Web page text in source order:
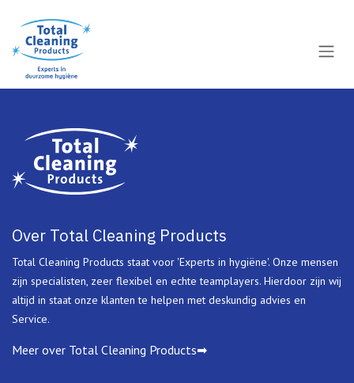
Over Total Cleaning Products
Total Cleaning Products staat voor 'Experts in hygiëne'. Onze mensen
zijn specialisten, zeer flexibel en echte teamplayers. Hierdoor zijn wij
altijd in staat onze klanten te helpen met deskundig advies en
Service.
Meer over Total Cleaning Products➡